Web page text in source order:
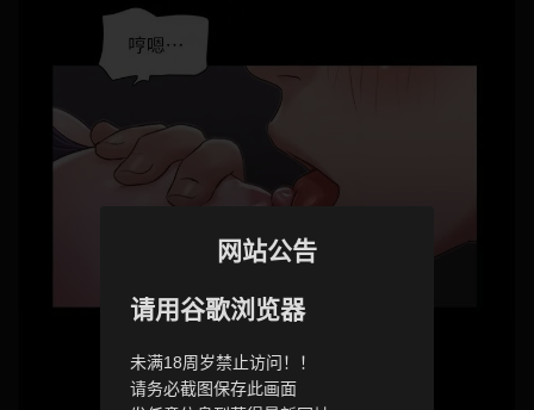
网站公告
请用谷歌浏览器
未满18周岁禁止访问！！
请务必截图保存此画面